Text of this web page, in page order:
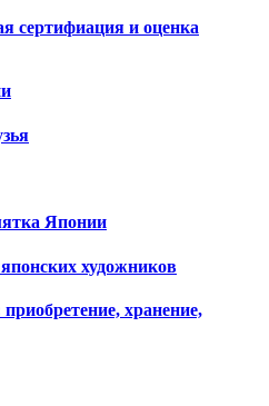
сертифиация и оценка
Японии
художников
хранение,